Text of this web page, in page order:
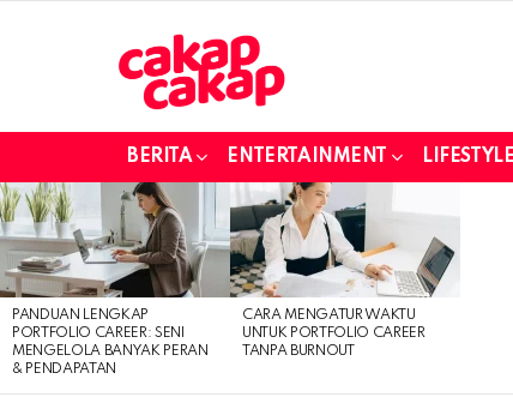
BERITA ENTERTAINMENT LIFESTYLE
LATEST
STORIES
PANDUAN LENGKAP
PORTFOLIO CAREER: SENI
MENGELOLA BANYAK PERAN
& PENDAPATAN
CARA MENGATUR WAKTU
UNTUK PORTFOLIO CAREER
TANPA BURNOUT